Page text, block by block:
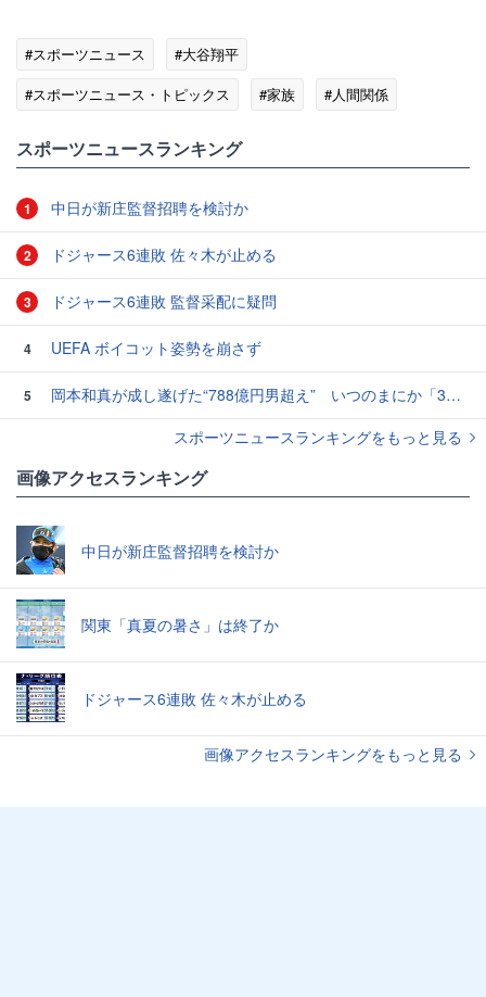
#スポーツニュース
#大谷翔平
#スポーツニュース・トピックス
#家族
#人間関係
スポーツニュースランキング
1 中日が新庄監督招聘を検討か
2 ドジャース6連敗 佐々木が止める
3 ドジャース6連敗 監督采配に疑問
4 UEFA ボイコット姿勢を崩さず
5
岡本和真が成し遂げた“788億円男超え” いつのまにか「3位」…見据える球団記録更新
スポーツニュースランキングをもっと見る
画像アクセスランキング
中日が新庄監督招聘を検討か
関東「真夏の暑さ」は終了か
ドジャース6連敗 佐々木が止める
画像アクセスランキングをもっと見る